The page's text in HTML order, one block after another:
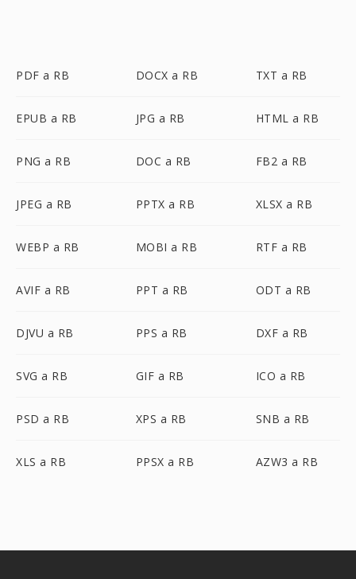
PDF a RB DOCX a RB TXT a RB
EPUB a RB JPG a RB HTML a RB
PNG a RB DOC a RB FB2 a RB
JPEG a RB PPTX a RB XLSX a RB
WEBP a RB MOBI a RB RTF a RB
AVIF a RB PPT a RB ODT a RB
DJVU a RB PPS a RB DXF a RB
SVG a RB GIF a RB ICO a RB
PSD a RB XPS a RB SNB a RB
XLS a RB PPSX a RB AZW3 a RB